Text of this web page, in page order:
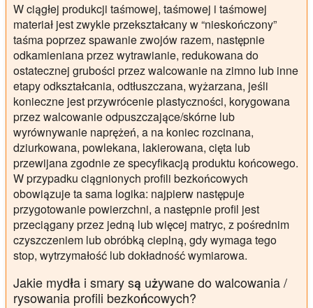
W ciągłej produkcji taśmowej, taśmowej i taśmowej
materiał jest zwykle przekształcany w “nieskończony”
taśma poprzez spawanie zwojów razem, następnie
odkamieniana przez wytrawianie, redukowana do
ostatecznej grubości przez walcowanie na zimno lub inne
etapy odkształcania, odtłuszczana, wyżarzana, jeśli
konieczne jest przywrócenie plastyczności, korygowana
przez walcowanie odpuszczające/skórne lub
wyrównywanie naprężeń, a na koniec rozcinana,
dziurkowana, powlekana, lakierowana, cięta lub
przewijana zgodnie ze specyfikacją produktu końcowego.
W przypadku ciągnionych profili bezkońcowych
obowiązuje ta sama logika: najpierw następuje
przygotowanie powierzchni, a następnie profil jest
przeciągany przez jedną lub więcej matryc, z pośrednim
czyszczeniem lub obróbką cieplną, gdy wymaga tego
stop, wytrzymałość lub dokładność wymiarowa.
Jakie mydła i smary są używane do walcowania /
rysowania profili bezkońcowych?